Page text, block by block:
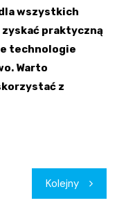
wszystkich
zyskać praktyczną
technologie
Warto
z
Kolejny